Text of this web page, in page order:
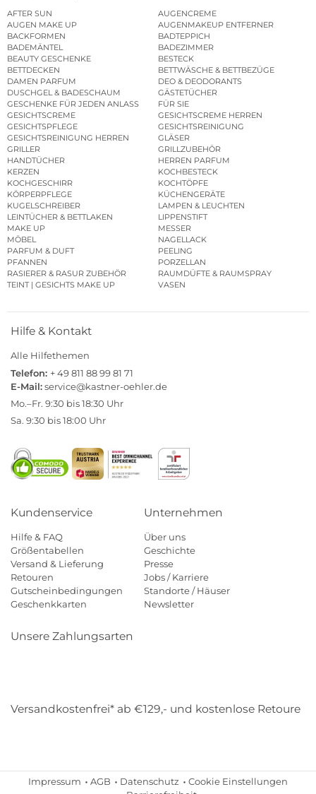
AFTER SUN
AUGENCREME
AUGEN MAKE UP
AUGENMAKEUP ENTFERNER
BACKFORMEN
BADTEPPICH
BADEMÄNTEL
BADEZIMMER
BEAUTY GESCHENKE
BESTECK
BETTDECKEN
BETTWÄSCHE & BETTBEZÜGE
DAMEN PARFUM
DEO & DEODORANTS
DUSCHGEL & BADESCHAUM
GÄSTETÜCHER
GESCHENKE FÜR JEDEN ANLASS
FÜR SIE
GESICHTSCREME
GESICHTSCREME HERREN
GESICHTSPFLEGE
GESICHTSREINIGUNG
GESICHTSREINIGUNG HERREN
GLÄSER
GRILLER
GRILLZUBEHÖR
HANDTÜCHER
HERREN PARFUM
KERZEN
KOCHBESTECK
KOCHGESCHIRR
KOCHTÖPFE
KÖRPERPFLEGE
KÜCHENGERÄTE
KUGELSCHREIBER
LAMPEN & LEUCHTEN
LEINTÜCHER & BETTLAKEN
LIPPENSTIFT
MAKE UP
MESSER
MÖBEL
NAGELLACK
PARFUM & DUFT
PEELING
PFANNEN
PORZELLAN
RASIERER & RASUR ZUBEHÖR
RAUMDÜFTE & RAUMSPRAY
TEINT | GESICHTS MAKE UP
VASEN
Hilfe & Kontakt
Alle Hilfethemen
Telefon: + 49 811 88 99 81 71
E-Mail:service@kastner-oehler.de
Mo.–Fr. 9:30 bis 18:30 Uhr
Sa. 9:30 bis 18:00 Uhr
Kundenservice
Hilfe & FAQ
Größentabellen
Versand & Lieferung
Retouren
Gutscheinbedingungen
Geschenkkarten
Unternehmen
Über uns
Geschichte
Presse
Jobs / Karriere
Standorte / Häuser
Newsletter
Unsere Zahlungsarten
Versandkostenfrei* ab €129,- und kostenlose Retoure
Impressum AGB Datenschutz
Cookie Einstellungen